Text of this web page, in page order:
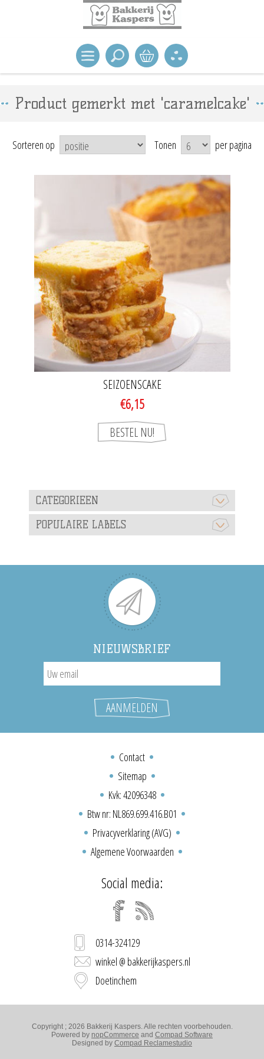
Product gemerkt met 'caramelcake'
Sorteren op Tonen per pagina
SEIZOENSCAKE
€6,15
CATEGORIEEN
POPULAIRE LABELS
NIEUWSBRIEF
Contact
Sitemap
Kvk: 42096348
Btw nr: NL869.699.416.B01
Privacyverklaring (AVG)
Algemene Voorwaarden
Social media:
0314-324129
winkel @ bakkerijkaspers.nl
Doetinchem
Copyright ; 2026 Bakkerij Kaspers. Alle rechten voorbehouden.
Powered by nopCommerce and Compad Software
Designed by Compad Reclamestudio